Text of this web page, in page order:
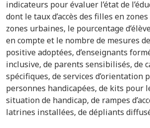
indicateurs pour évaluer l’état de
dont le taux d’accès des filles en
zones urbaines, le pourcentage
en compte et le nombre de mesures
positive adoptées, d’enseignants
inclusive, de parents sensibilisés, de
spécifiques, de services d’orientation
personnes handicapées, de kits pour
situation de handicap, de rampes
latrines installées, de dépliants